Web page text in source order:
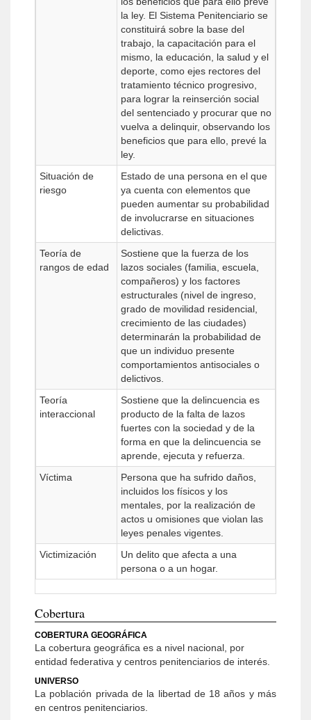
la ley. El Sistema Penitenciario se
constituirá sobre la base del
trabajo, la capacitación para el
mismo, la educación, la salud y el
deporte, como ejes rectores del
tratamiento técnico progresivo,
para lograr la reinserción social
del sentenciado y procurar que no
vuelva a delinquir, observando los
beneficios que para ello, prevé la
ley.
Situación de
riesgo
Estado de una persona en el que
ya cuenta con elementos que
pueden aumentar su probabilidad
de involucrarse en situaciones
delictivas.
Teoría de
rangos de edad
Sostiene que la fuerza de los
lazos sociales (familia, escuela,
compañeros) y los factores
estructurales (nivel de ingreso,
grado de movilidad residencial,
crecimiento de las ciudades)
determinarán la probabilidad de
que un individuo presente
comportamientos antisociales o
delictivos.
Teoría
interaccional
Sostiene que la delincuencia es
producto de la falta de lazos
fuertes con la sociedad y de la
forma en que la delincuencia se
aprende, ejecuta y refuerza.
Víctima
Persona que ha sufrido daños,
incluidos los físicos y los
mentales, por la realización de
actos u omisiones que violan las
leyes penales vigentes.
Victimización
Un delito que afecta a una
persona o a un hogar.
Cobertura
COBERTURA GEOGRÁFICA
La cobertura geográfica es a nivel nacional, por
entidad federativa y centros penitenciarios de interés.
UNIVERSO
La población privada de la libertad de 18 años y más
en centros penitenciarios.